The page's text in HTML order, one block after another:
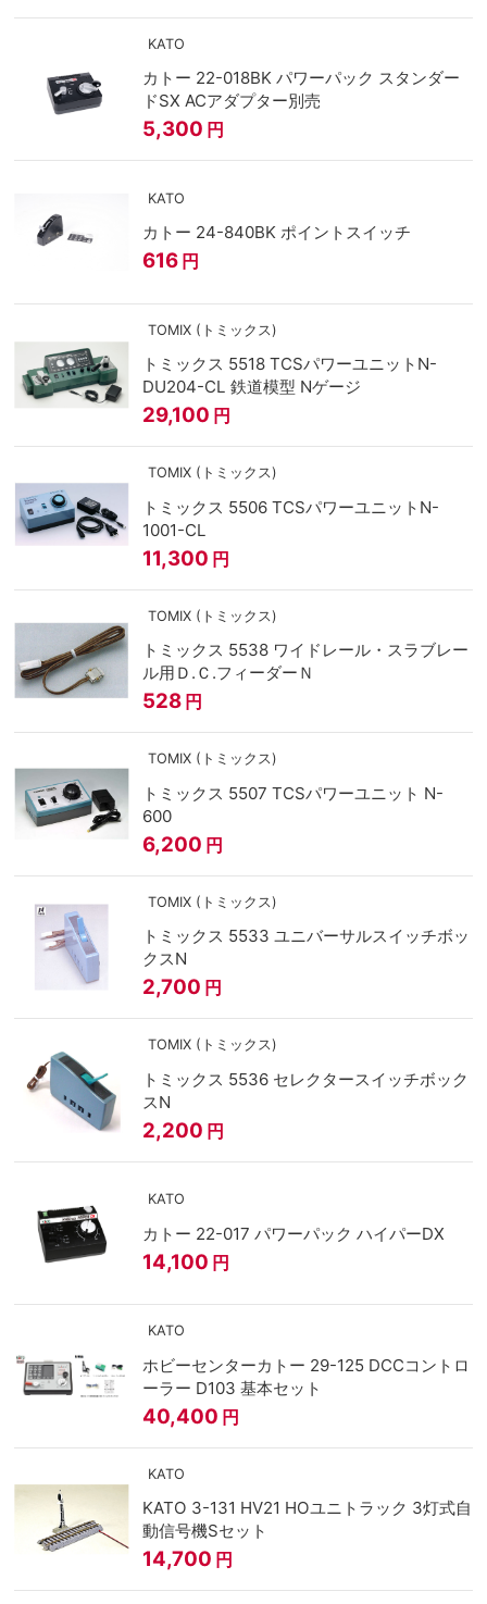
KATO
カトー 22-018BK パワーパック スタンダー
ドSX ACアダプター別売
5,300 円
KATO
カトー 24-840BK ポイントスイッチ
616 円
TOMIX (トミックス)
トミックス 5518 TCSパワーユニットN-
DU204-CL 鉄道模型 Nゲージ
29,100 円
TOMIX (トミックス)
トミックス 5506 TCSパワーユニットN-
1001-CL
11,300 円
TOMIX (トミックス)
トミックス 5538 ワイドレール・スラブレー
ル用Ｄ.Ｃ.フィーダーＮ
528 円
TOMIX (トミックス)
トミックス 5507 TCSパワーユニット N-
600
6,200 円
TOMIX (トミックス)
トミックス 5533 ユニバーサルスイッチボッ
クスN
2,700 円
TOMIX (トミックス)
トミックス 5536 セレクタースイッチボック
スN
2,200 円
KATO
カトー 22-017 パワーパック ハイパーDX
14,100 円
KATO
ホビーセンターカトー 29-125 DCCコントロ
ーラー D103 基本セット
40,400 円
KATO
KATO 3-131 HV21 HOユニトラック 3灯式自
動信号機Sセット
14,700 円